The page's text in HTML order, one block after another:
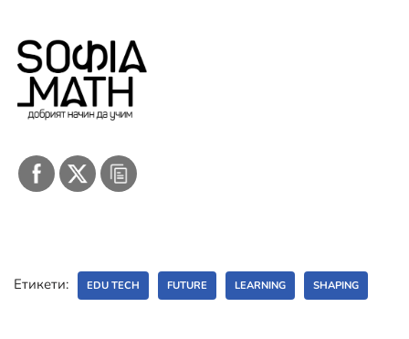
Етикети: EDU TECH FUTURE LEARNING SHAPING